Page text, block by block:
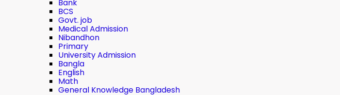
Bank
BCS
Govt. job
Medical Admission
Nibandhon
Primary
University Admission
Bangla
English
Math
General Knowledge Bangladesh